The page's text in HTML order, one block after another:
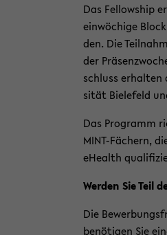
Das Fel­low­ship
ein­wö­chi­ge
den. Die
der
schluss
si­tät Bie­le­feld
Das Pro­gramm
MINT-​Fächern,
eHe­alth
Wer­den Sie Teil
Die
be­nö­ti­gen Sie